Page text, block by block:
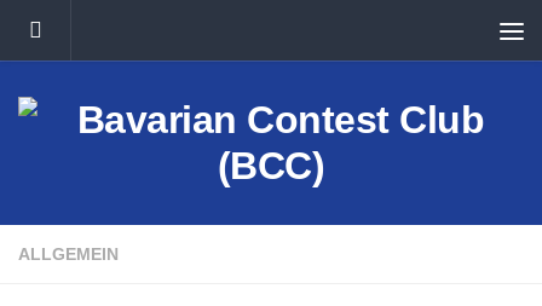
Unter dem Inhalt
ALLGEMEIN